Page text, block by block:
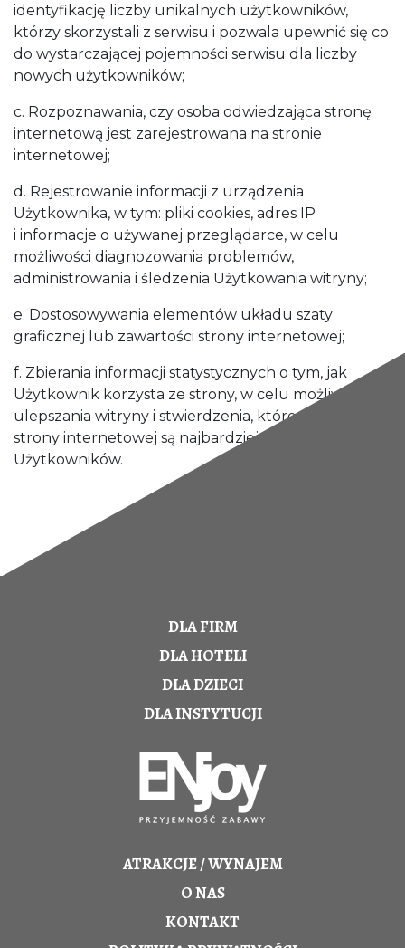
identyfikację liczby unikalnych użytkowników,
którzy skorzystali z serwisu i pozwala upewnić się co
do wystarczającej pojemności serwisu dla liczby
nowych użytkowników;
c. Rozpoznawania, czy osoba odwiedzająca stronę
internetową jest zarejestrowana na stronie
internetowej;
d. Rejestrowanie informacji z urządzenia
Użytkownika, w tym: pliki cookies, adres IP
i informacje o używanej przeglądarce, w celu
możliwości diagnozowania problemów,
administrowania i śledzenia Użytkowania witryny;
e. Dostosowywania elementów układu szaty
graficznej lub zawartości strony internetowej;
f. Zbierania informacji statystycznych o tym, jak
Użytkownik korzysta ze strony, w celu możliwości
ulepszania witryny i stwierdzenia, które zakresy
strony internetowej są najbardziej popularne dla
Użytkowników.
DLA FIRM
DLA HOTELI
DLA DZIECI
DLA INSTYTUCJI
ATRAKCJE / WYNAJEM
O NAS
KONTAKT